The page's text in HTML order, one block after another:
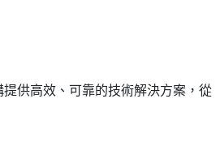
供高效、可靠的技術解決方案，從